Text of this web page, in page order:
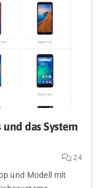
das System
24
und Modell mit